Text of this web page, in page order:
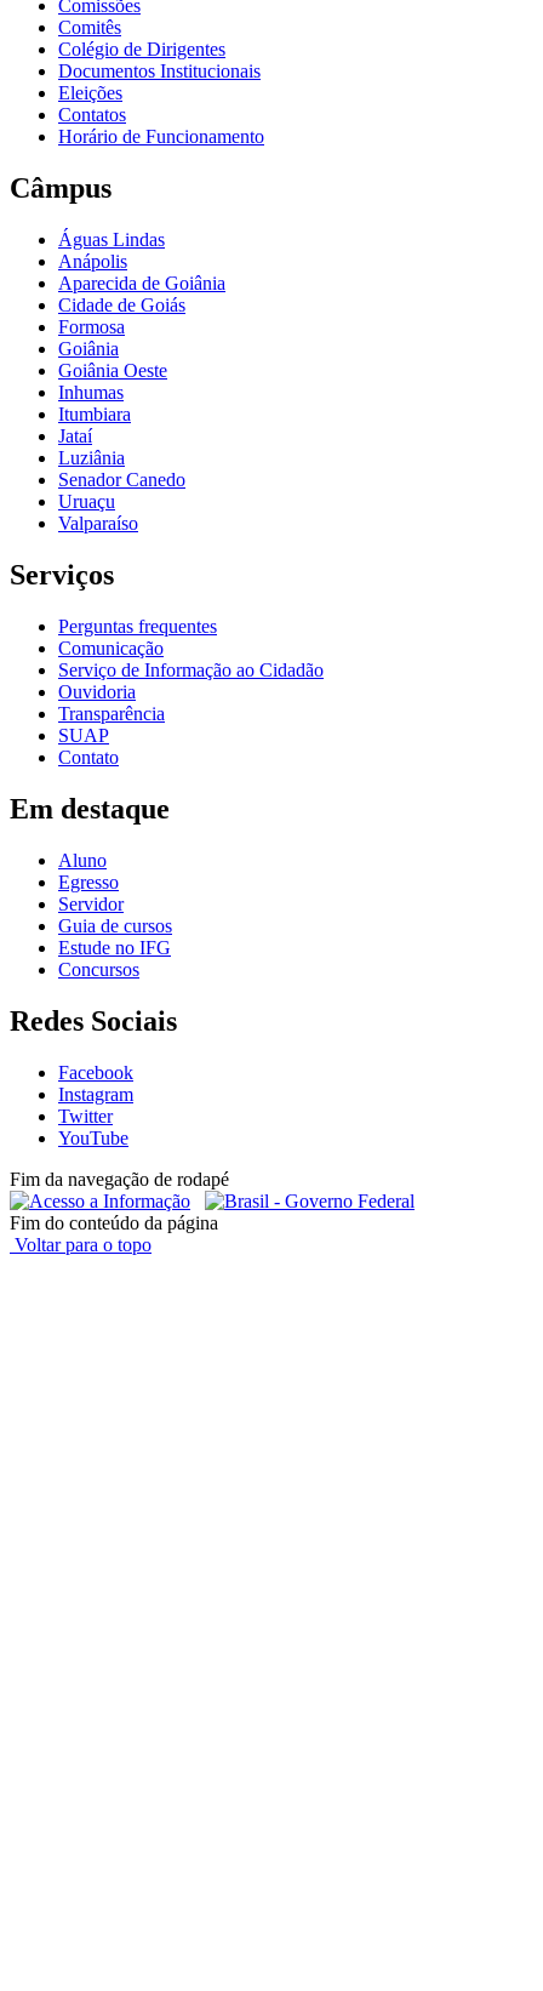
Comissões
Comitês
Colégio de Dirigentes
Documentos Institucionais
Eleições
Contatos
Horário de Funcionamento
Câmpus
Águas Lindas
Anápolis
Aparecida de Goiânia
Cidade de Goiás
Formosa
Goiânia
Goiânia Oeste
Inhumas
Itumbiara
Jataí
Luziânia
Senador Canedo
Uruaçu
Valparaíso
Serviços
Perguntas frequentes
Comunicação
Serviço de Informação ao Cidadão
Ouvidoria
Transparência
SUAP
Contato
Em destaque
Aluno
Egresso
Servidor
Guia de cursos
Estude no IFG
Concursos
Redes Sociais
Facebook
Instagram
Twitter
YouTube
Fim da navegação de rodapé
Fim do conteúdo da página
Voltar para o topo